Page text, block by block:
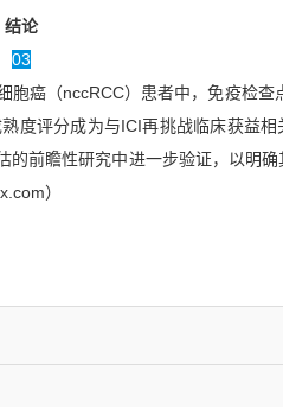
结论
03
胞癌（nccRCC）患者中，免疫检查
度评分成为与ICI再挑战临床获益
前瞻性研究中进一步验证，以明
）